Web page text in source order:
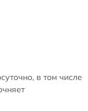
в том числе